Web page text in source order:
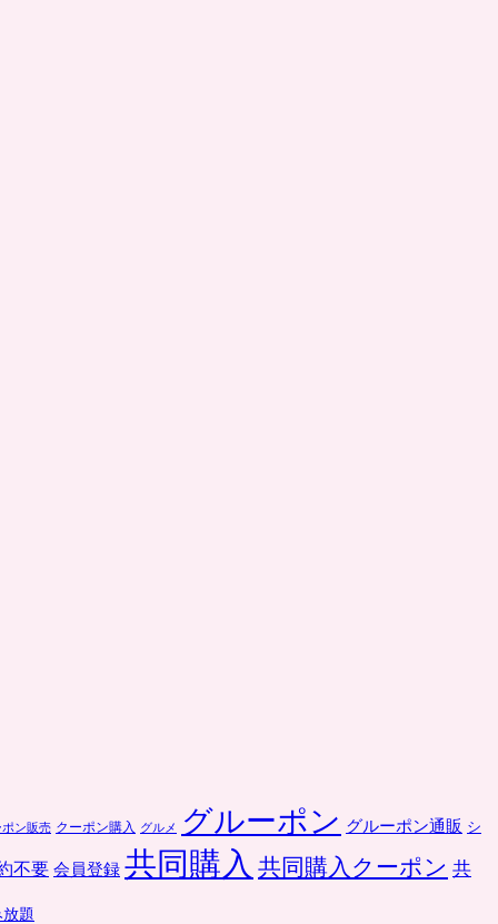
ポン販売 クーポン購入 グルメ グルーポン グルーポン通販 シ
不要 会員登録 共同購入 共同購入クーポン 共
題